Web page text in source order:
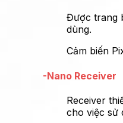
Được trang
dùng.
Cảm biến
-Nano Receiver
Receiver
cho việc sử